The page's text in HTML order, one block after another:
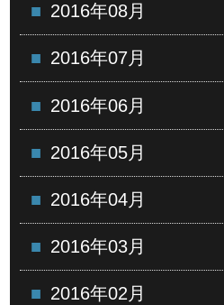
2016年08月
2016年07月
2016年06月
2016年05月
2016年04月
2016年03月
2016年02月